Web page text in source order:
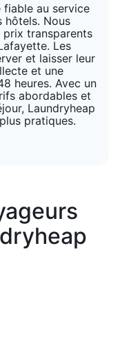
fiable au service
hôtels. Nous
transparents
Les
et laisser leur
et une
heures. Avec un
abordables et
Laundryheap
pratiques.